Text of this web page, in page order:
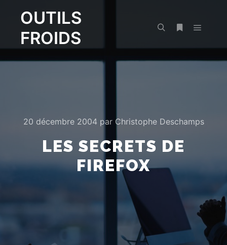
OUTILS
FROIDS
20 décembre 2004par Christophe Deschamps
LES SECRETS DE
FIREFOX